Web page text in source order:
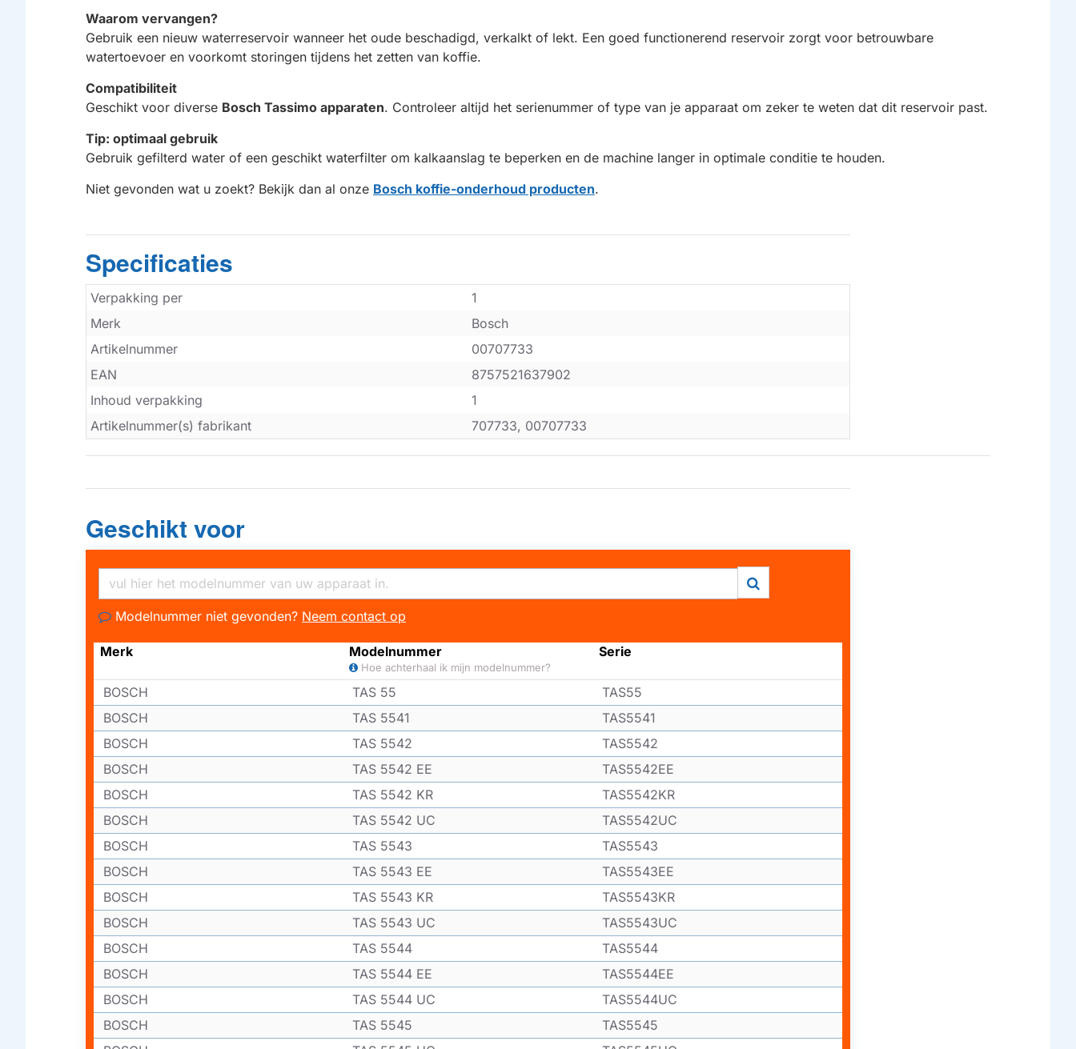
Waarom vervangen?
Gebruik een nieuw waterreservoir wanneer het oude beschadigd, verkalkt of lekt. Een goed functionerend reservoir zorgt voor betrouwbare
watertoevoer en voorkomt storingen tijdens het zetten van koffie.
Compatibiliteit
Geschikt voor diverse Bosch Tassimo apparaten. Controleer altijd het serienummer of type van je apparaat om zeker te weten dat dit reservoir past.
Tip: optimaal gebruik
Gebruik gefilterd water of een geschikt waterfilter om kalkaanslag te beperken en de machine langer in optimale conditie te houden.
Niet gevonden wat u zoekt? Bekijk dan al onze Bosch koffie-onderhoud producten.
Specificaties
Verpakking per
1
Merk
Bosch
Artikelnummer
00707733
EAN
8757521637902
Inhoud verpakking
1
Artikelnummer(s) fabrikant
707733, 00707733
Geschikt voor
Modelnummer niet gevonden? Neem contact op
Merk Modelnummer
Hoe achterhaal ik mijn modelnummer?
Serie
BOSCH TAS 55
TAS55
BOSCH
TAS 5541
TAS5541
BOSCH
TAS 5542
TAS5542
BOSCH
TAS 5542 EE
TAS5542EE
BOSCH
TAS 5542 KR
TAS5542KR
BOSCH
TAS 5542 UC
TAS5542UC
BOSCH
TAS 5543
TAS5543
BOSCH
TAS 5543 EE
TAS5543EE
BOSCH
TAS 5543 KR
TAS5543KR
BOSCH
TAS 5543 UC
TAS5543UC
BOSCH
TAS 5544
TAS5544
BOSCH
TAS 5544 EE
TAS5544EE
BOSCH
TAS 5544 UC
TAS5544UC
BOSCH
TAS 5545
TAS5545